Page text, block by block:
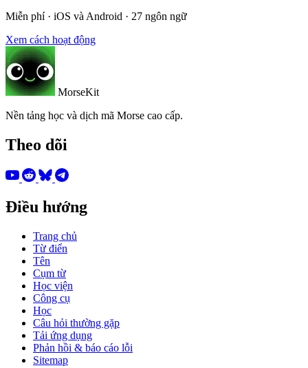
Miễn phí · iOS và Android · 27 ngôn ngữ
Xem cách hoạt động
MorseKit
Nền tảng học và dịch mã Morse cao cấp.
Theo dõi
Điều hướng
Trang chủ
Từ điển
Tên
Cụm từ
Học viện
Công cụ
Học
Câu hỏi thường gặp
Tải ứng dụng
Phản hồi & báo cáo lỗi
Sitemap